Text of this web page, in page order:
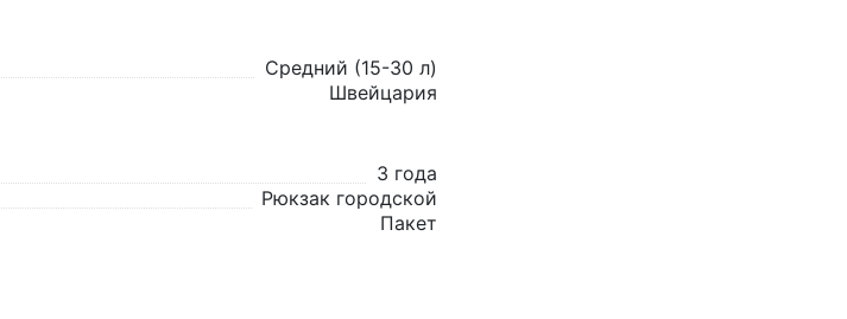
Средний (15-30 л)
Швейцария
3 года
Рюкзак городской
Пакет